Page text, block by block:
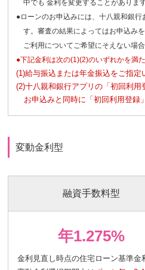
中でも 金利を変更することがあります
●ローンのお申込みには、十八親和銀行
す。審査の結果によってはお申込み
ご利用についてご希望にそえない場合
●下記金利は次の(1)(2)のいずれかを満
(1)給与振込または年金振込をご指定
(2)十八親和銀行アプリの「初回利
お申込みと同時に「初回利用登録
変動金利型
融資手数料型
年1.275%
金利見直し時点の住宅ローン基準金